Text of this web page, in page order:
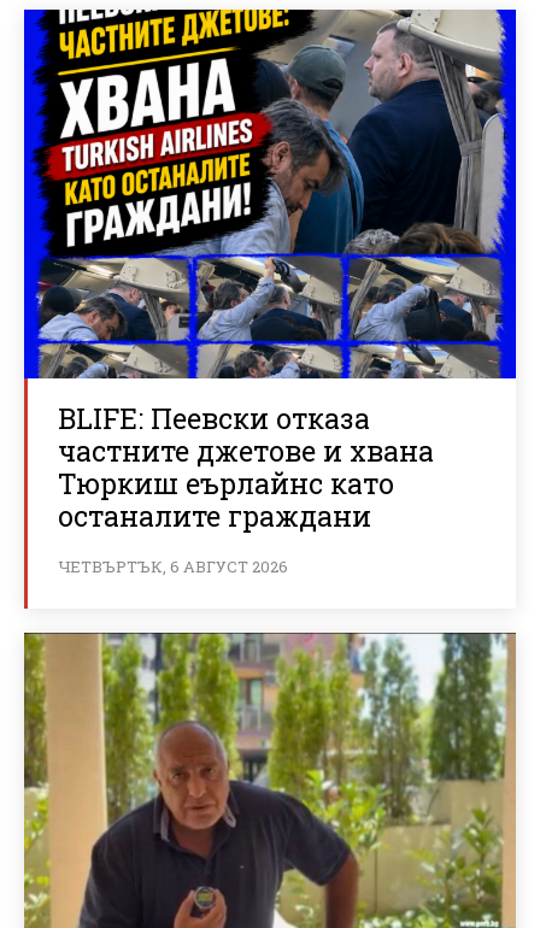
BLIFE: Пеевски отказа
частните джетове и хвана
Тюркиш еърлайнс като
останалите граждани
ЧЕТВЪРТЪК, 6 АВГУСТ 2026